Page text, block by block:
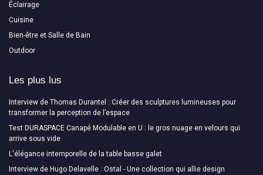
Éclairage
Cuisine
Bien-être et Salle de Bain
Outdoor
Les plus lus
Interview de Thomas Durantel : Créer des sculptures lumineuses pour
transformer la perception de l’espace
Test DURASPACE Canapé Modulable en U : le gros nuage en velours qui
arrive sous vide
L'élégance intemporelle de la table basse galet
Interview de Hugo Delavelle : Ostal - Une collection qui allie design